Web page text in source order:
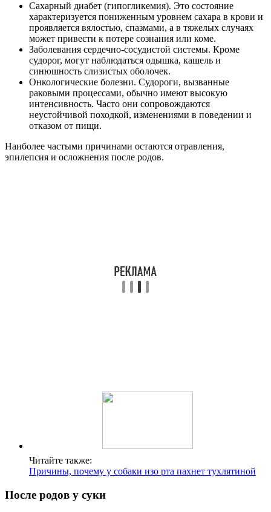
Сахарный диабет (гипогликемия). Это состояние
характеризуется пониженным уровнем сахара в крови и
проявляется вялостью, спазмами, а в тяжелых случаях
может привести к потере сознания или коме.
Заболевания сердечно-сосудистой системы. Кроме
судорог, могут наблюдаться одышка, кашель и
синюшность слизистых оболочек.
Онкологические болезни. Судороги, вызванные
раковыми процессами, обычно имеют высокую
интенсивность. Часто они сопровождаются
неустойчивой походкой, изменениями в поведении и
отказом от пищи.
Наиболее частыми причинами остаются отравления,
эпилепсия и осложнения после родов.
Читайте также:
Причины, почему у собаки изо рта пахнет тухлятиной
После родов у суки